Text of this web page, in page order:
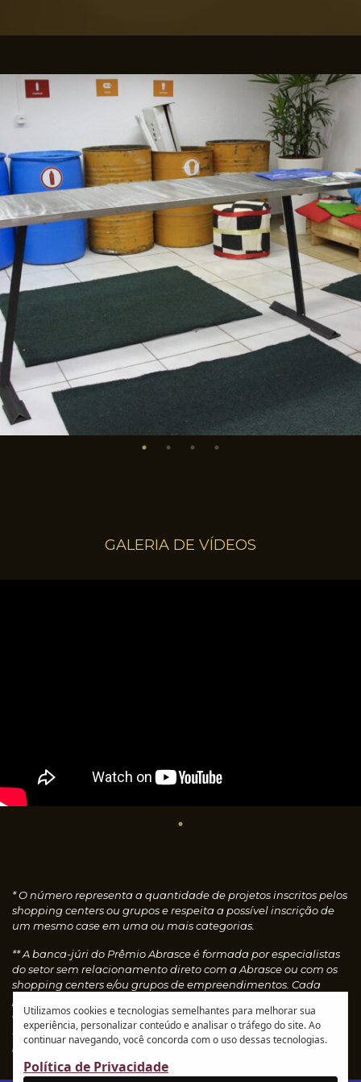
GALERIA DE VÍDEOS
* O número representa a quantidade de projetos inscritos pelos
shopping centers ou grupos e respeita a possível inscrição de
um mesmo case em uma ou mais categorias.
** A banca-júri do Prêmio Abrasce é formada por especialistas
do setor sem relacionamento direto com a Abrasce ou com os
shopping centers e/ou grupos de empreendimentos. Cada
concedendo notas, que são calculadas automaticamente e
resultam nos vencedores de cada categoria.Leia o
regulamento
Utilizamos cookies e tecnologias semelhantes para melhorar sua
experiência, personalizar conteúdo e analisar o tráfego do site. Ao
continuar navegando, você concorda com o uso dessas tecnologias.
Política de Privacidade